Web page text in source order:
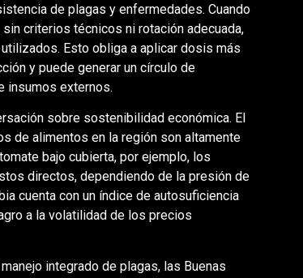
de plagas y enfermedades. Cuando
criterios técnicos ni rotación adecuada,
Esto obliga a aplicar dosis más
y puede generar un círculo de
insumos externos.
sobre sostenibilidad económica. El
de alimentos en la región son altamente
bajo cubierta, por ejemplo, los
directos, dependiendo de la presión de
cuenta con un índice de autosuficiencia
a la volatilidad de los precios
integrado de plagas, las Buenas